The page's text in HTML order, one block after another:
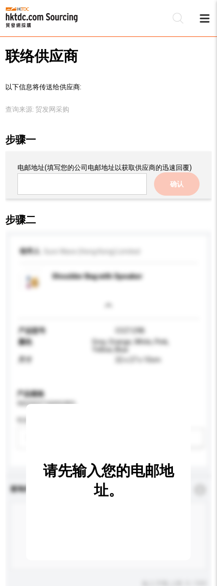
联络供应商
以下信息将传送给供应商:
查询来源: 贸发网采购
步骤一
电邮地址(填写您的公司电邮地址以获取供应商的迅速回覆)
确认
步骤二
收件人
Shoulder Bag with Speaker
产品型号
COZ129B
颜色
Grey, Orange, White, Pink,
Yellow, Blue
22 x 27 x 10cm
产品规格
请提供您对产品的特定要求。
查询内容
请先输入您的电邮地
址。